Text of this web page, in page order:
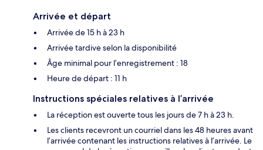
Arrivée et départ
Arrivée de 15 h à 23 h
Arrivée tardive selon la disponibilité
Âge minimal pour l’enregistrement : 18
Heure de départ : 11 h
Instructions spéciales relatives à l’arrivée
La réception est ouverte tous les jours de 7 h à 23 h.
Les clients recevront un courriel dans les 48 heures avant
l’arrivée contenant les instructions relatives à l’arrivée. Le